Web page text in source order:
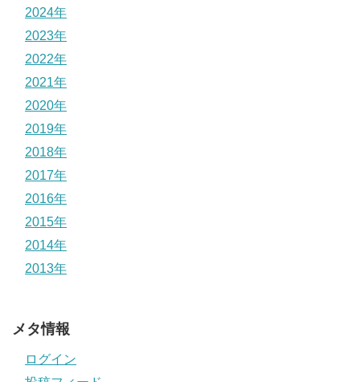
2024年
2023年
2022年
2021年
2020年
2019年
2018年
2017年
2016年
2015年
2014年
2013年
メタ情報
ログイン